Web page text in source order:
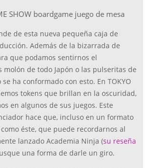
de esta nueva pequeña caja de
Además de la bizarrada de
que podamos sentirnos el
molón de todo Japón o las pulseritas de
ha conformado con esto. En TOKYO
tokens que brillan en la oscuridad,
en algunos de sus juegos. Este
hace que, incluso en un formato
éste, que puede recordarnos al
lanzado Academia Ninja (su reseña
una forma de darle un giro.